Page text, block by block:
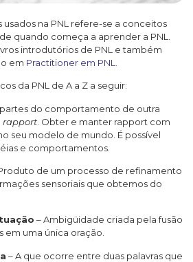
usados na PNL refere-se a conceitos
quando começa a aprender a PNL.
introdutórios de PNL e também
em Practitioner em PNL.
da PNL de A a Z a seguir:
do comportamento de outra
rapport . Obter e manter rapport com
seu modelo de mundo. É possível
e comportamentos.
de um processo de refinamento
sensoriais que obtemos do
– Ambigüidade criada pela fusão
em uma única oração.
– A que ocorre entre duas palavras que